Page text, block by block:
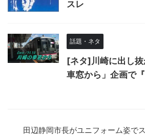
スレ
話題・ネタ
[ネタ]川崎に出し
車窓から」企画で
田辺静岡市長がユニフォーム姿で